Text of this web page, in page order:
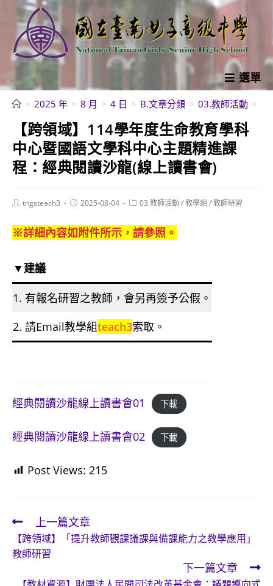
內
選單
> 2025 年 > 8 月 > 4 日 > B.文章分類 > 03.教師活動 >
【跨領域】114學年度生命教育學科
中心暨國語文學科中心主題精進課
程：經典閱讀沙龍(線上讀書會)
Posttngsteach3
Post2025-08-04
Post03.教師活動/教學組 /教師研習
※詳細內容如附件所示，請參照。
▼建議
1. 有報名研習之教師，會另再簽予公假。
2. 請Email教學組teach3索取。
經典閱讀沙龍線上讀書會01 下載
經典閱讀沙龍線上讀書會02 下載
Post Views: 215
Read
more
articles
上一篇文章
【跨領域】「提升教師觀課議課與備課能力之教學應用」
教師研習
下一篇文章